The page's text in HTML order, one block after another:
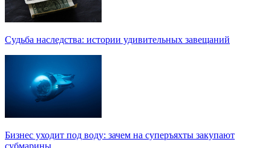
Судьба наследства: истории удивительных завещаний
Бизнес уходит под воду: зачем на суперъяхты закупают